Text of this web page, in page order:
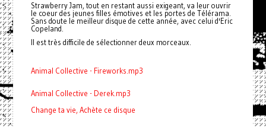
Strawberry Jam, tout en restant aussi exigeant, va leur ouvrir
le coeur des jeunes filles émotives et les portes de Télérama.
Sans doute le meilleur disque de cette année, avec celui d'Eric
Copeland.
Il est très difficile de sélectionner deux morceaux.
Animal Collective - Fireworks.mp3
Animal Collective - Derek.mp3
Change ta vie, Achète ce disque